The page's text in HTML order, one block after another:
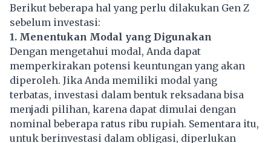
Berikut beberapa hal yang perlu dilakukan Gen Z
sebelum investasi:
1. Menentukan Modal yang Digunakan
Dengan mengetahui modal, Anda dapat
memperkirakan potensi keuntungan yang akan
diperoleh. Jika Anda memiliki modal yang
terbatas, investasi dalam bentuk reksadana bisa
menjadi pilihan, karena dapat dimulai dengan
nominal beberapa ratus ribu rupiah. Sementara itu,
untuk berinvestasi dalam obligasi, diperlukan